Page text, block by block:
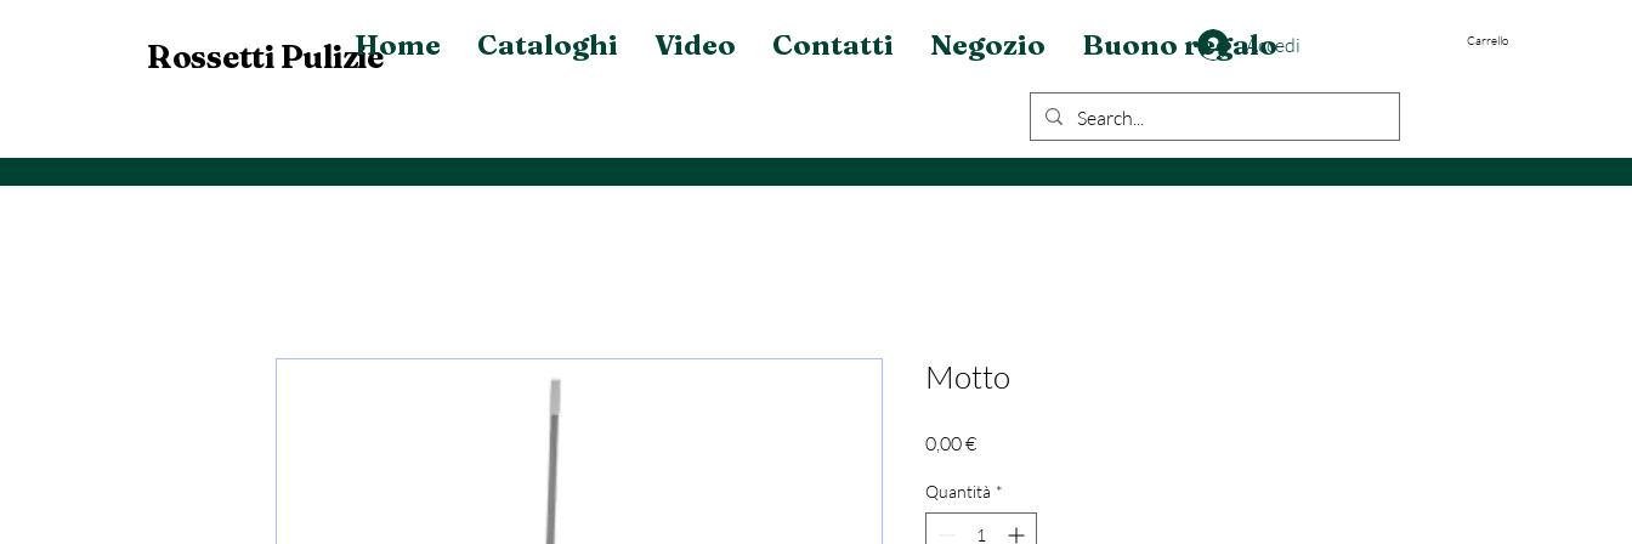
Rossetti PulizieHome Cataloghi Video Contatti Negozio Buono regalo
Accedi Carrello
Motto
0,00 €Prezzo
Quantità *